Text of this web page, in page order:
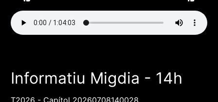
Informatiu Migdia - 14h
T2026 - Capítol 20260708140028